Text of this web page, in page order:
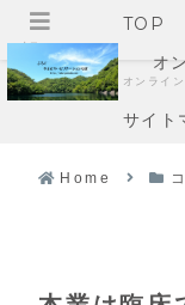
TOP
オ
オンライ
サイト
Home
メニュー